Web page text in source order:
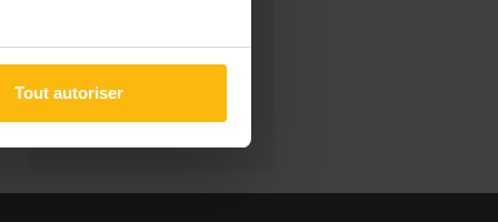
Tout autoriser
FILTRES
Les messages sans réponse
Recherche avancée